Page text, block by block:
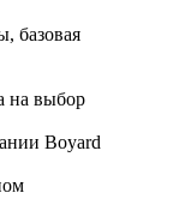
базовая
на выбор
Boyard